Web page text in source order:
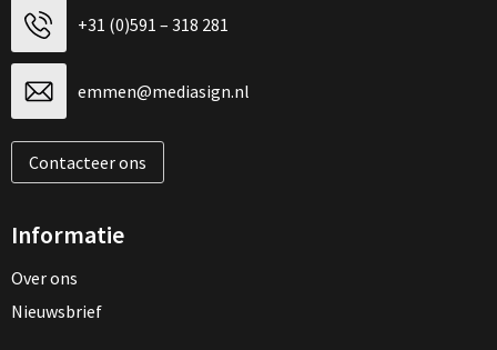
+31 (0)591 – 318 281
emmen@mediasign.nl
Contacteer ons
Informatie
Over ons
Nieuwsbrief